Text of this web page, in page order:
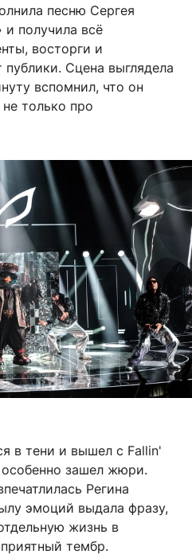
песню Сергея
и получила всё
восторги и
Сцена выглядела
вспомнил, что он
только про
в тени и вышел с Fallin'
зашел жюри.
Регина
эмоций выдала фразу,
жизнь в
тембр.